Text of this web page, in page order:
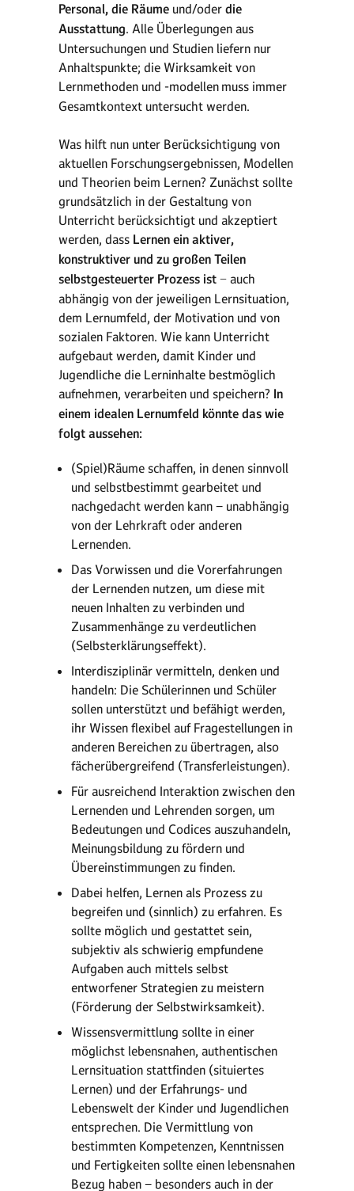
Personal, die Räume und/oder die
Ausstattung. Alle Überlegungen aus
Untersuchungen und Studien liefern nur
Anhaltspunkte; die Wirksamkeit von
Lernmethoden und -modellen muss immer
Gesamtkontext untersucht werden.
Was hilft nun unter Berücksichtigung von
aktuellen Forschungsergebnissen, Modellen
und Theorien beim Lernen? Zunächst sollte
grundsätzlich in der Gestaltung von
Unterricht berücksichtigt und akzeptiert
werden, dass Lernen ein aktiver,
konstruktiver und zu großen Teilen
selbstgesteuerter Prozess ist − auch
abhängig von der jeweiligen Lernsituation,
dem Lernumfeld, der Motivation und von
sozialen Faktoren. Wie kann Unterricht
aufgebaut werden, damit Kinder und
Jugendliche die Lerninhalte bestmöglich
aufnehmen, verarbeiten und speichern? In
einem idealen Lernumfeld könnte das wie
folgt aussehen:
(Spiel)Räume schaffen, in denen sinnvoll
und selbstbestimmt gearbeitet und
nachgedacht werden kann − unabhängig
von der Lehrkraft oder anderen
Lernenden.
Das Vorwissen und die Vorerfahrungen
der Lernenden nutzen, um diese mit
neuen Inhalten zu verbinden und
Zusammenhänge zu verdeutlichen
(Selbsterklärungseffekt).
Interdisziplinär vermitteln, denken und
handeln: Die Schülerinnen und Schüler
sollen unterstützt und befähigt werden,
ihr Wissen flexibel auf Fragestellungen in
anderen Bereichen zu übertragen, also
fächerübergreifend (Transferleistungen).
Für ausreichend Interaktion zwischen den
Lernenden und Lehrenden sorgen, um
Bedeutungen und Codices auszuhandeln,
Meinungsbildung zu fördern und
Übereinstimmungen zu finden.
Dabei helfen, Lernen als Prozess zu
begreifen und (sinnlich) zu erfahren. Es
sollte möglich und gestattet sein,
subjektiv als schwierig empfundene
Aufgaben auch mittels selbst
entworfener Strategien zu meistern
(Förderung der Selbstwirksamkeit).
Wissensvermittlung sollte in einer
möglichst lebensnahen, authentischen
Lernsituation stattfinden (situiertes
Lernen) und der Erfahrungs- und
Lebenswelt der Kinder und Jugendlichen
entsprechen. Die Vermittlung von
bestimmten Kompetenzen, Kenntnissen
und Fertigkeiten sollte einen lebensnahen
Bezug haben − besonders auch in der